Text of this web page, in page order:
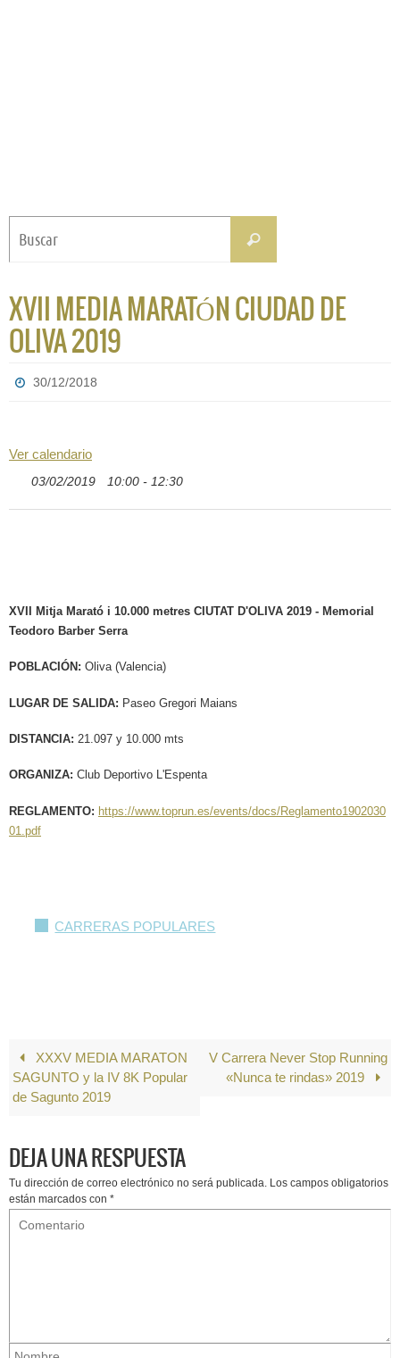
Buscar
XVII MEDIA MARATÓN CIUDAD DE
OLIVA 2019
30/12/2018
Ver calendario
03/02/2019 10:00 - 12:30
XVII Mitja Marató i 10.000 metres CIUTAT D'OLIVA 2019 - Memorial
Teodoro Barber Serra
POBLACIÓN: Oliva (Valencia)
LUGAR DE SALIDA: Paseo Gregori Maians
DISTANCIA: 21.097 y 10.000 mts
ORGANIZA: Club Deportivo L'Espenta
REGLAMENTO: https://www.toprun.es/events/docs/Reglamento1902030
01.pdf
CARRERAS POPULARES
XXXV MEDIA MARATON
SAGUNTO y la IV 8K Popular
de Sagunto 2019
V Carrera Never Stop Running
«Nunca te rindas» 2019
DEJA UNA RESPUESTA
Tu dirección de correo electrónico no será publicada. Los campos obligatorios
están marcados con *